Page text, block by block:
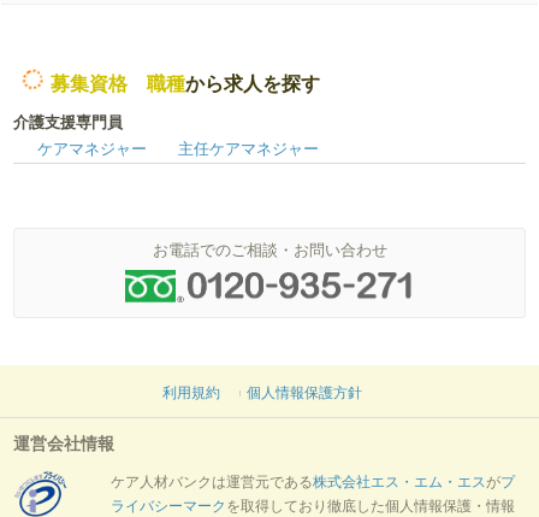
募集資格 職種から求人を探す
介護支援専門員
ケアマネジャー
主任ケアマネジャー
お電話でのご相談・お問い合わせ
利用規約 個人情報保護方針
運営会社情報
ケア人材バンクは運営元である株式会社エス・エム・エスがプ
ライバシーマーク を取得しており徹底した個人情報保護・情報